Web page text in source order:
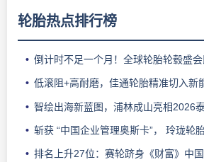
轮胎热点排行榜
倒计时不足一个月！全球轮胎轮毂盛会
低滚阻+高耐磨，佳通轮胎精准切入新
智绘出海新蓝图，浦林成山亮相2026
斩获 “中国企业管理奥斯卡”， 玲珑轮
排名上升27位：赛轮跻身《财富》中国